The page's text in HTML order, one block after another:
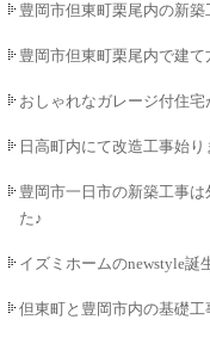
豊岡市但東町栗尾内の新
豊岡市但東町栗尾内で建て
おしゃれなガレージ付住
日高町内にて改造工事始り
豊岡市一日市の新築工事は
た♪
イズミホームのnewstyle誕
但東町と豊岡市内の基礎工